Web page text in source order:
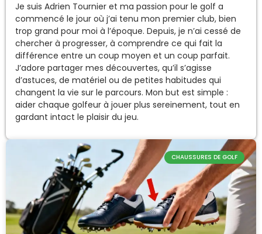
Je suis Adrien Tournier et ma passion pour le golf a
commencé le jour où j’ai tenu mon premier club, bien
trop grand pour moi à l’époque. Depuis, je n’ai cessé de
chercher à progresser, à comprendre ce qui fait la
différence entre un coup moyen et un coup parfait.
J’adore partager mes découvertes, qu’il s’agisse
d’astuces, de matériel ou de petites habitudes qui
changent la vie sur le parcours. Mon but est simple :
aider chaque golfeur à jouer plus sereinement, tout en
gardant intact le plaisir du jeu.
CHAUSSURES DE GOLF